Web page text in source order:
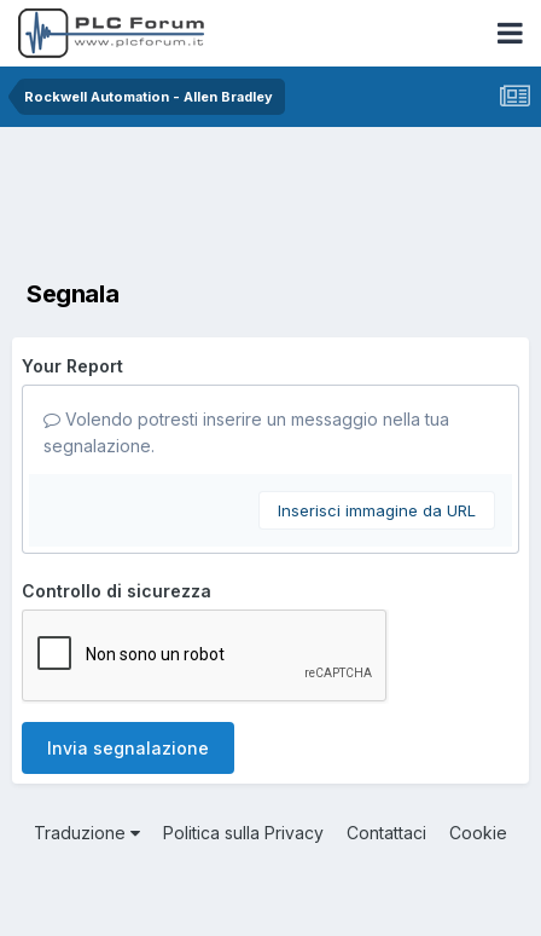
Rockwell Automation - Allen Bradley
Segnala
Your Report
Volendo potresti inserire un messaggio nella tua
segnalazione.
Inserisci immagine da URL
Controllo di sicurezza
Invia segnalazione
Traduzione Politica sulla Privacy Contattaci Cookie